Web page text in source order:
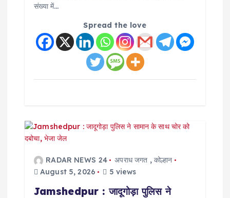
संख्या में…
Spread the love
RADAR NEWS 24 अपराध जगत , कोल्हान
August 5, 2026
5 views
Jamshedpur : जादूगोड़ा पुलिस ने